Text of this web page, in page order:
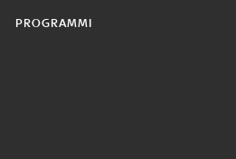
PROGRAMMI